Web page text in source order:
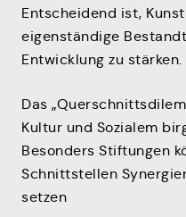
Entscheidend ist,
eigenständige
Entwicklung zu stärken.
Das
Kultur und Sozialem
Besonders Stiftungen
Schnittstellen
setzen